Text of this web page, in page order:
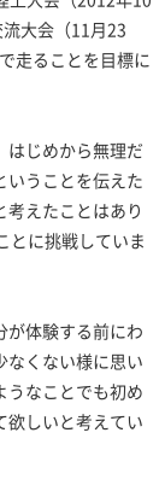
大会（11月23
走ることを目標に
はじめから無理だ
いうことを伝えた
えたことはあり
とに挑戦していま
が体験する前にわ
なくない様に思い
うなことでも初め
欲しいと考えてい